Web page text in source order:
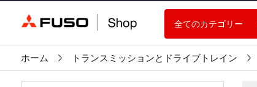
全てのカテゴリー
ホーム トランスミッションとドライブトレイン